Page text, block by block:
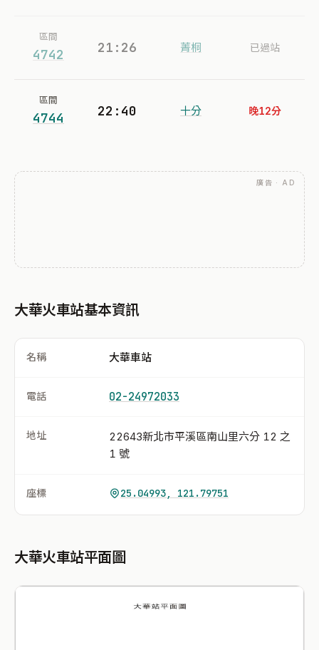
區間
4742 21:26 菁桐 已過站
區間
4744 22:40 十分 晚12分
廣告 · AD
大華火車站基本資訊
名稱 大華車站
電話 02-24972033
地址
22643新北市平溪區南山里六分 12 之
1 號
座標 25.04993, 121.79751
大華火車站平面圖